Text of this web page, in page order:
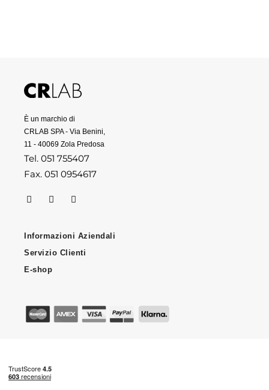
È un marchio di
CRLAB SPA - Via Benini,
11 - 40069 Zola Predosa
Tel. 051 755407
Fax. 051 0954617
Informazioni Aziendali
Servizio Clienti
E-shop